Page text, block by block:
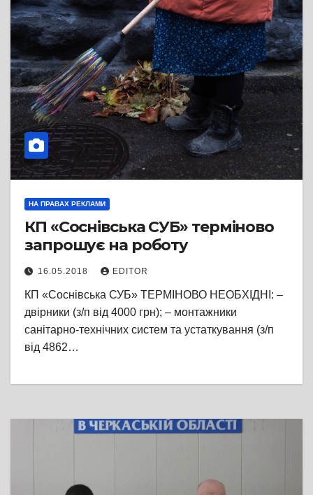
НА ПРАВАХ РЕКЛАМИ
КП «Соснівська СУБ» терміново
запрошує на роботу
16.05.2018 EDITOR
КП «Соснівська СУБ» ТЕРМІНОВО НЕОБХІДНІ: –
двірники (з/п від 4000 грн); – монтажники
санітарно-технічних систем та устаткування (з/п
від 4862…